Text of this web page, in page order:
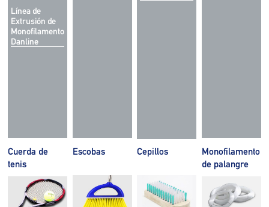
Línea de
Extrusión de
Monofilamento
Danline
Cuerda de
tenis
Escobas Cepillos
Monofilamento
de palangre